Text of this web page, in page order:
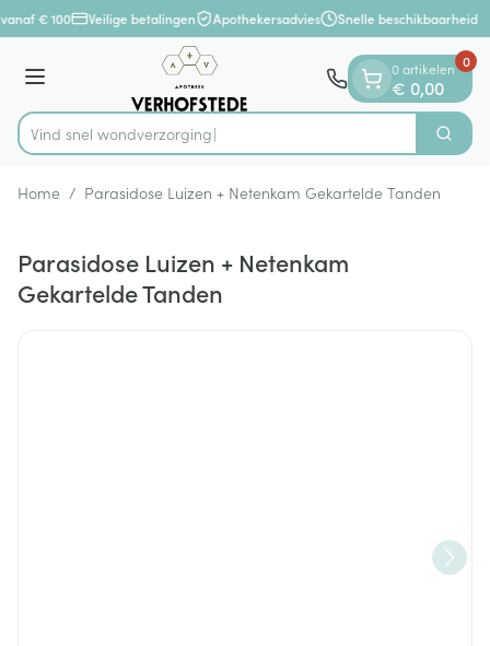
Ga naar de inhoud
1 van 1
€ 100 Veilige betalingen Apothekersadvies Snelle beschikbaarheid
Menu
Product, merk, categorie...
Vind snel wondve Zoek
0 artikelen
€ 0,00
0
Home / Parasidose Luizen + Netenkam Gekartelde Tanden
Parasidose Luizen + Netenkam
Gekartelde Tanden